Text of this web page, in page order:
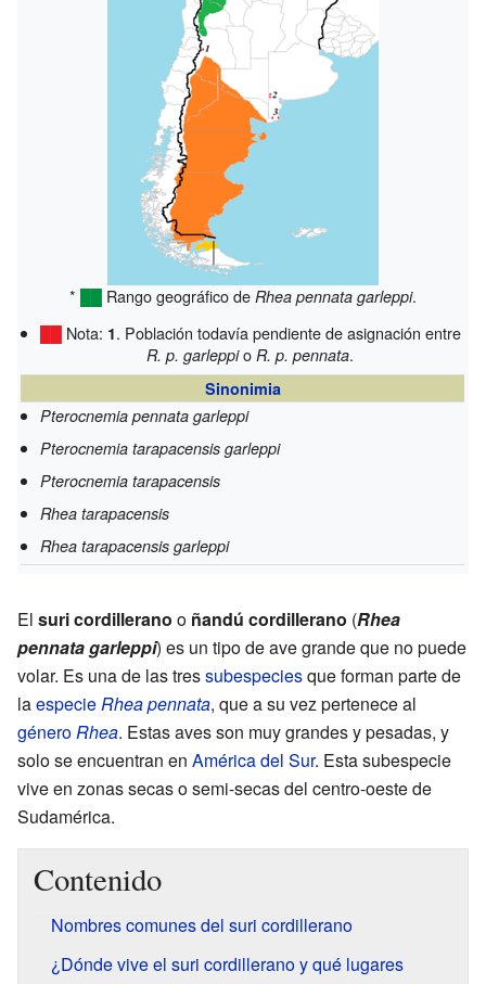
* ██Rango geográfico de Rhea pennata garleppi.
██Nota: 1. Población todavía pendiente de asignación entre
R. p. garleppioR. p. pennata.
Sinonimia
Pterocnemia pennata garleppi
Pterocnemia tarapacensis garleppi
Pterocnemia tarapacensis
Rhea tarapacensis
Rhea tarapacensis garleppi
El suri cordillerano o ñandú cordillerano (Rhea
pennata garleppi) es un tipo de ave grande que no puede
volar. Es una de las tressubespeciesque forman parte de
laespecieRhea pennata, que a su vez pertenece al
géneroRhea. Estas aves son muy grandes y pesadas, y
solo se encuentran en América del Sur. Esta subespecie
vive en zonas secas o semi-secas del centro-oeste de
Sudamérica.
Contenido
Nombres comunes del suri cordillerano
¿Dónde vive el suri cordillerano y qué lugares